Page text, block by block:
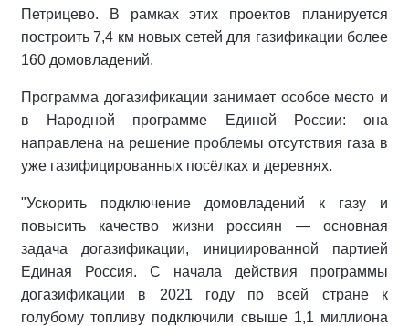
Петрицево. В рамках этих проектов планируется
построить 7,4 км новых сетей для газификации более
160 домовладений.
Программа догазификации занимает особое место и
в Народной программе Единой России: она
направлена на решение проблемы отсутствия газа в
уже газифицированных посёлках и деревнях.
"Ускорить подключение домовладений к газу и
повысить качество жизни россиян — основная
задача догазификации, инициированной партией
Единая Россия. С начала действия программы
догазификации в 2021 году по всей стране к
голубому топливу подключили свыше 1,1 миллиона